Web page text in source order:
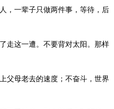
一辈子只做两件事，等待，后
这一遭。不要背对太阳。那样
母老去的速度；不奋斗，世界